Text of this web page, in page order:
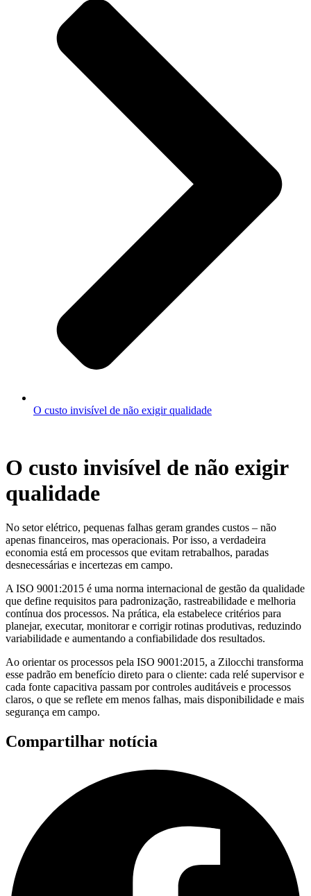
O custo invisível de não exigir qualidade
O custo invisível de não exigir
qualidade
No setor elétrico, pequenas falhas geram grandes custos – não
apenas financeiros, mas operacionais. Por isso, a verdadeira
economia está em processos que evitam retrabalhos, paradas
desnecessárias e incertezas em campo.
A ISO 9001:2015 é uma norma internacional de gestão da qualidade
que define requisitos para padronização, rastreabilidade e melhoria
contínua dos processos. Na prática, ela estabelece critérios para
planejar, executar, monitorar e corrigir rotinas produtivas, reduzindo
variabilidade e aumentando a confiabilidade dos resultados.
Ao orientar os processos pela ISO 9001:2015, a Zilocchi transforma
esse padrão em benefício direto para o cliente: cada relé supervisor e
cada fonte capacitiva passam por controles auditáveis e processos
claros, o que se reflete em menos falhas, mais disponibilidade e mais
segurança em campo.
Compartilhar notícia